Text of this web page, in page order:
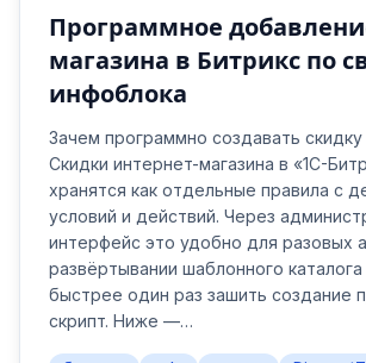
Программное
магазина в Битрикс по
инфоблока
Зачем программно создавать скидку
Скидки интернет-магазина в «1С-
хранятся как отдельные правила с
условий и действий. Через
интерфейс это удобно для разовых
развёртывании шаблонного
быстрее один раз зашить создание
скрипт. Ниже —…